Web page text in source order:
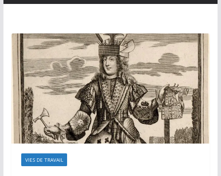
VIES DE TRAVAIL